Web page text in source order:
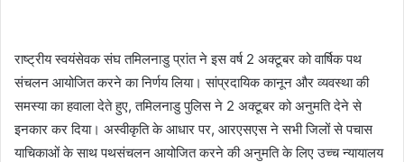
राष्ट्रीय स्वयंसेवक संघ तमिलनाडु प्रांत ने इस वर्ष 2 अक्टूबर को वार्षिक पथ
संचलन आयोजित करने का निर्णय लिया। सांप्रदायिक कानून और व्यवस्था की
समस्या का हवाला देते हुए, तमिलनाडु पुलिस ने 2 अक्टूबर को अनुमति देने से
इनकार कर दिया। अस्वीकृति के आधार पर, आरएसएस ने सभी जिलों से पचास
याचिकाओं के साथ पथसंचलन आयोजित करने की अनुमति के लिए उच्च न्यायालय